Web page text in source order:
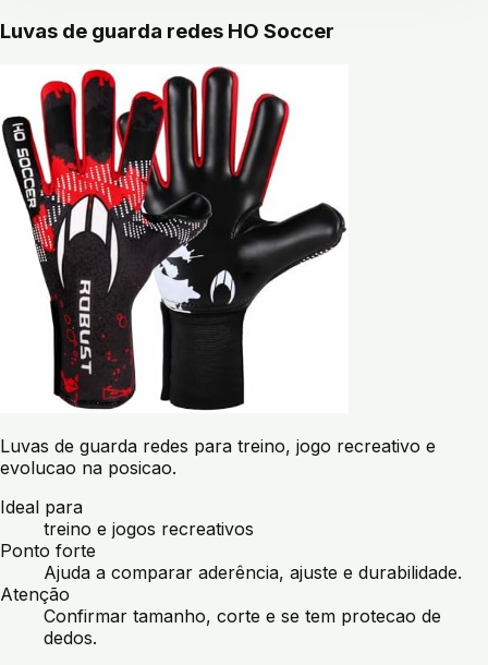
Luvas de guarda redes HO Soccer
Luvas de guarda redes para treino, jogo recreativo e
evolucao na posicao.
Ideal para
treino e jogos recreativos
Ponto forte
Ajuda a comparar aderência, ajuste e durabilidade.
Atenção
Confirmar tamanho, corte e se tem protecao de
dedos.